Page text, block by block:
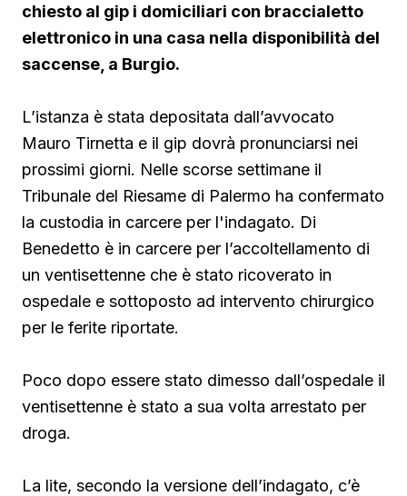
chiesto al gip i domiciliari con braccialetto
elettronico in una casa nella disponibilità del
saccense, a Burgio.
L’istanza è stata depositata dall’avvocato
Mauro Tirnetta e il gip dovrà pronunciarsi nei
prossimi giorni. Nelle scorse settimane il
Tribunale del Riesame di Palermo ha confermato
la custodia in carcere per l'indagato. Di
Benedetto è in carcere per l’accoltellamento di
un ventisettenne che è stato ricoverato in
ospedale e sottoposto ad intervento chirurgico
per le ferite riportate.
Poco dopo essere stato dimesso dall’ospedale il
ventisettenne è stato a sua volta arrestato per
droga.
La lite, secondo la versione dell’indagato, c’è